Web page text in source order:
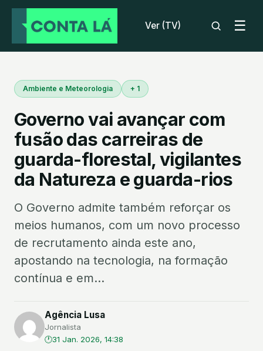
Ver (TV) ☰
Ambiente e Meteorologia + 1
Governo vai avançar com
fusão das carreiras de
guarda-florestal, vigilantes
da Natureza e guarda-rios
O Governo admite também reforçar os
meios humanos, com um novo processo
de recrutamento ainda este ano,
apostando na tecnologia, na formação
contínua e em...
Agência Lusa
Jornalista
31 Jan. 2026, 14:38